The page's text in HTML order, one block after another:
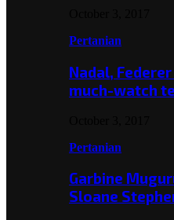
Pertanian
Nadal,
much-watch
Pertanian
Garbine
Sloane